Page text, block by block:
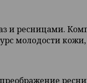
и ресницами.
молодости